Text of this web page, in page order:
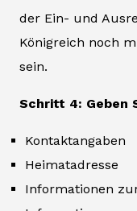
der Ein- und
Königreich noch
sein.
Schritt 4: Geben
Kontaktangaben
Heimatadresse
Informationen